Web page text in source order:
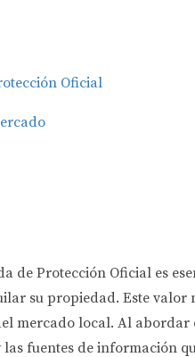
Oficial
de Protección Oficial es
su propiedad. Este
mercado local. Al
fuentes de información